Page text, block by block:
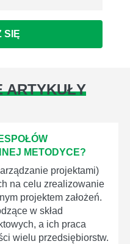
SIĘ
ARTYKUŁY
METODYCE?
projektami)
na celu zrealizowanie
projektem założeń.
w skład
a ich praca
wielu przedsiębiorstw.